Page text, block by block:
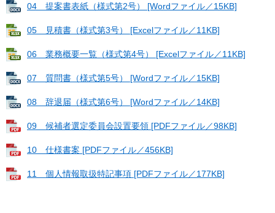
04 提案書表紙（様式第2号） [Wordファイル／15KB]
05 見積書（様式第3号） [Excelファイル／11KB]
06 業務概要一覧（様式第4号） [Excelファイル／11KB]
07 質問書（様式第5号） [Wordファイル／15KB]
08 辞退届（様式第6号） [Wordファイル／14KB]
09 候補者選定委員会設置要領 [PDFファイル／98KB]
10 仕様書案 [PDFファイル／456KB]
11 個人情報取扱特記事項 [PDFファイル／177KB]